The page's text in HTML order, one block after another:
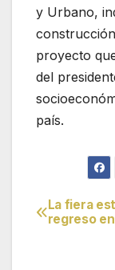
y Urbano,
proyecto
del
país.
La fiera
regreso